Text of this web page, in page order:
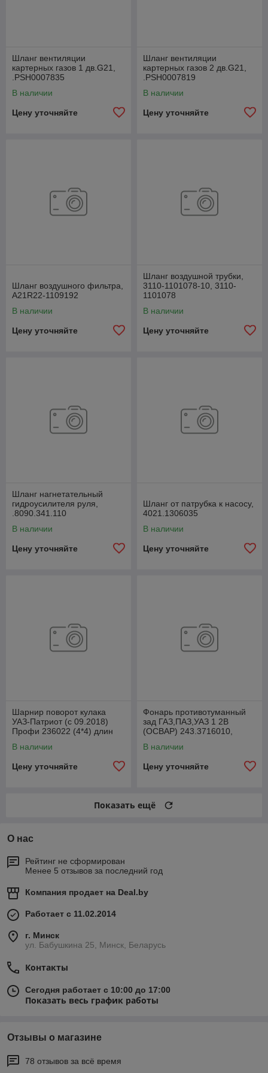
Шланг вентиляции
картерных газов 1 дв.G21,
.РSН0007835
В наличии
Цену уточняйте
Шланг вентиляции
картерных газов 2 дв.G21,
.РSН0007819
В наличии
Цену уточняйте
Шланг воздушного фильтра,
А21R22-1109192
В наличии
Цену уточняйте
Шланг воздушной трубки,
3110-1101078-10, 3110-
1101078
В наличии
Цену уточняйте
Шланг нагнетательный
гидроусилителя руля,
.8090.341.110
В наличии
Цену уточняйте
Шланг от патрубка к насосу,
4021.1306035
В наличии
Цену уточняйте
Шарнир поворот кулака
УАЗ-Патриот (с 09.2018)
Профи 236022 (4*4) длин
2360222304061
В наличии
Цену уточняйте
Фонарь противотуманный
зад ГАЗ,ПАЗ,УАЗ 1 2В
(ОСВАР) 243.3716010,
В наличии
Цену уточняйте
Показать ещё
О нас
Рейтинг не сформирован
Менее 5 отзывов за последний год
Компания продает на Deal.by
Работает с 11.02.2014
г. Минск
ул. Бабушкина 25, Минск, Беларусь
Контакты
Сегодня работает с 10:00 до 17:00
Показать весь график работы
Отзывы о магазине
78 отзывов за всё время